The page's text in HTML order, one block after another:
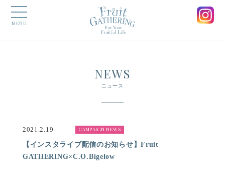
MENU
NEWS
ニュース
2021.2.19 CAMPAIGN NEWS
【インスタライブ配信のお知らせ】Fruit
GATHERING×C.O.Bigelow